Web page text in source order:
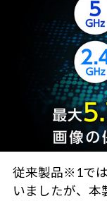
従来製品※1で
いましたが、